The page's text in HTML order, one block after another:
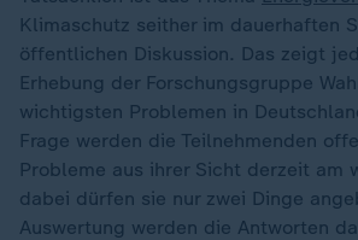
Klimaschutz seither im dauerhaften
öffentlichen Diskussion. Das zeigt
Erhebung der Forschungsgruppe
wichtigsten Problemen in
Frage werden die Teilnehmenden
Probleme aus ihrer Sicht derzeit am
dabei dürfen sie nur zwei Dinge
Auswertung werden die Antworten